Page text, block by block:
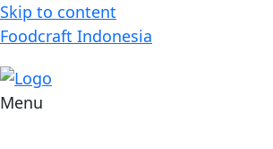
Skip to content
Foodcraft Indonesia
Menu